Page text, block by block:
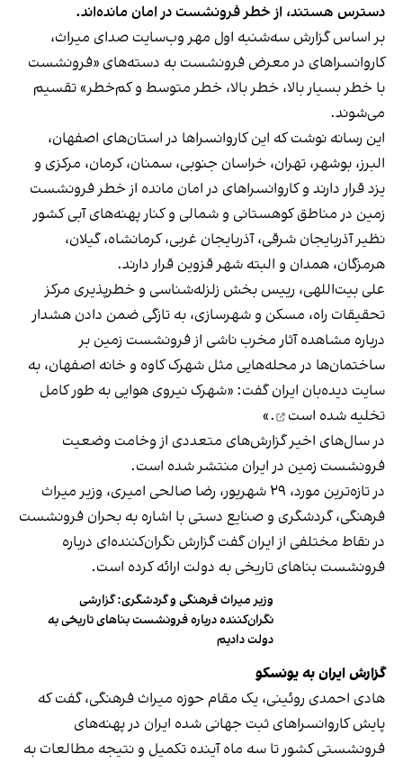
دسترس هستند، از خطر فرونشست در امان مانده‌اند.
بر اساس گزارش سه‌شنبه اول مهر وب‌سایت صدای میراث،
كاروانسراهای در معرض فرونشست به دسته‌های «فرونشست
با خطر بسیار بالا، خطر بالا، خطر متوسط و كم‌خطر» تقسیم
می‌شوند.
این رسانه نوشت که این كاروانسراها در استان‌های اصفهان،
البرز، بوشهر، تهران، خراسان جنوبی، سمنان، كرمان، مركزی و
یزد قرار دارند و كاروانسراهای در امان مانده از خطر فرونشست
زمین در مناطق كوهستانی و شمالی و كنار پهنه‌های آبی كشور
نظیر آذربایجان شرقی، آذربایجان غربی، كرمانشاه، گیلان،
هرمزگان، همدان و البته شهر قزوین قرار دارند.
علی بیت‌اللهی، رییس بخش زلزله‌شناسی و خطرپذیری مرکز
تحقیقات راه، مسکن و شهرسازی، به تازگی ضمن دادن هشدار
درباره مشاهده آثار مخرب ناشی از فرونشست زمین بر
ساختمان‌ها در محله‌هایی مثل شهرک کاوه و خانه اصفهان، به
سایت دیده‌بان ایران گفت: «شهرک نیروی هوایی به طور کامل
تخلیه شده است
.»
در سال‌های اخیر گزارش‌های متعددی از وخامت وضعیت
فرونشست زمین در ایران منتشر شده است.
در تازه‌ترین مورد، ۲۹ شهریور، رضا صالحی امیری، وزیر میراث
فرهنگی، گردشگری و صنایع دستی با اشاره به بحران فرونشست
در نقاط مختلفی از ایران گفت گزارش نگران‌کننده‌ای درباره
فرونشست بناهای تاریخی به دولت ارائه کرده است.
وزیر میراث فرهنگی و گردشگری: گزارشی
نگران‌کننده درباره فرونشست بناهای تاریخی به
دولت دادیم
گزارش ایران به یونسکو
هادی احمدی روئینی، یک مقام حوزه میراث فرهنگی، گفت که
پایش كاروانسراهای ثبت جهانی شده ایران در پهنه‌های
فرونشستی کشور تا سه ماه آینده تكمیل و نتیجه مطالعات به